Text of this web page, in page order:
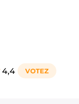
4,4